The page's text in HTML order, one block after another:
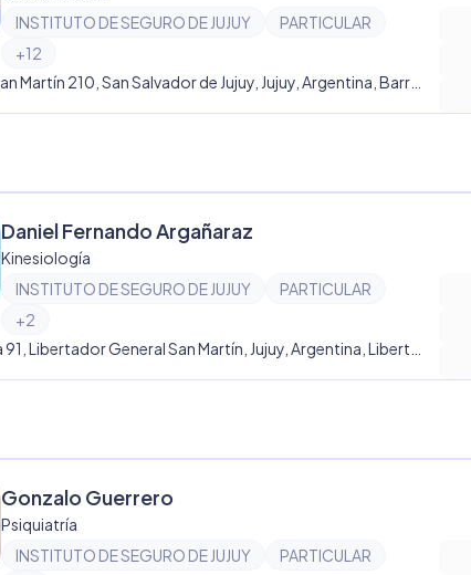
INSTITUTO DE SEGURO DE JUJUY
PARTICULAR
+12
Daniel Fernando Argañaraz
Kinesiología
INSTITUTO DE SEGURO DE JUJUY
PARTICULAR
+2
Gonzalo Guerrero
Psiquiatría
INSTITUTO DE SEGURO DE JUJUY
PARTICULAR